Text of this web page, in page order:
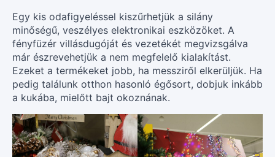
Egy kis odafigyeléssel kiszűrhetjük a silány
minőségű, veszélyes elektronikai eszközöket. A
fényfüzér villásdugóját és vezetékét megvizsgálva
már észrevehetjük a nem megfelelő kialakítást.
Ezeket a termékeket jobb, ha messziről elkerüljük. Ha
pedig találunk otthon hasonló égősort, dobjuk inkább
a kukába, mielőtt bajt okoznának.